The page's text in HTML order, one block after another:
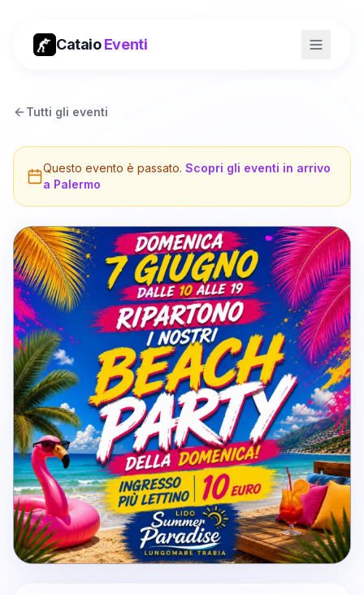
CataioEventi
Tutti gli eventi
Questo evento è passato. Scopri gli eventi in arrivo
a Palermo